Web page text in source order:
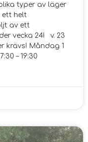
typer av läger
ett helt
av ett
vecka 24! v. 23
krävs! Måndag 1
– 19:30